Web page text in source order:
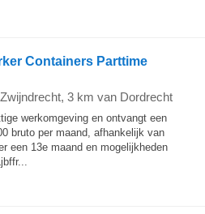
Containers Parttime
Zwijndrecht, 3 km van Dordrecht
werkomgeving en ontvangt een
bruto per maand, afhankelijk van
een 13e maand en mogelijkheden